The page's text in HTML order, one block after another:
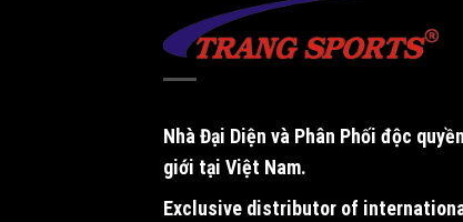
Nhà Đại Diện và Phân Phối độc quyền
giới tại Việt Nam.
Exclusive distributor of